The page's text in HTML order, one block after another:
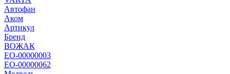
Автофан
Аком
Артикул
Бренд
ВОЖАК
ЕО-00000003
ЕО-00000062